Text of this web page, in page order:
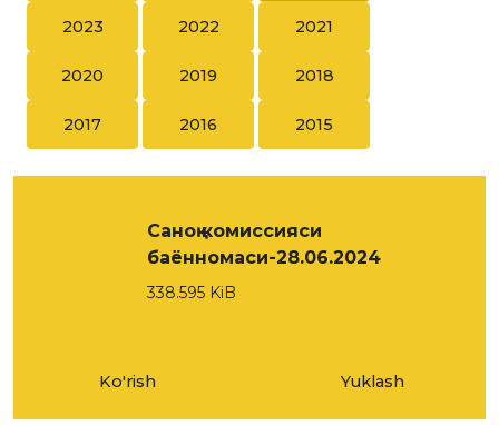
2023 2022 2021
2020 2019 2018
2017 2016 2015
Саноқ комиссияси
баённомаси-28.06.2024
338.595 KiB
Ko'rish Yuklash